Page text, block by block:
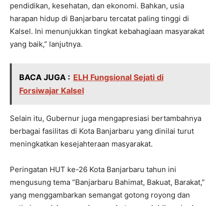
pendidikan, kesehatan, dan ekonomi. Bahkan, usia
harapan hidup di Banjarbaru tercatat paling tinggi di
Kalsel. Ini menunjukkan tingkat kebahagiaan masyarakat
yang baik,” lanjutnya.
BACA JUGA : ELH Fungsional Sejati di
Forsiwajar Kalsel
Selain itu, Gubernur juga mengapresiasi bertambahnya
berbagai fasilitas di Kota Banjarbaru yang dinilai turut
meningkatkan kesejahteraan masyarakat.
Peringatan HUT ke-26 Kota Banjarbaru tahun ini
mengusung tema “Banjarbaru Bahimat, Bakuat, Barakat,”
yang menggambarkan semangat gotong royong dan